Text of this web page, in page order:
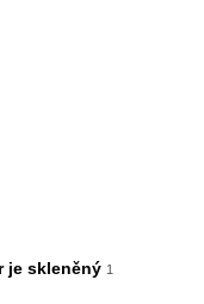
je skleněný 1